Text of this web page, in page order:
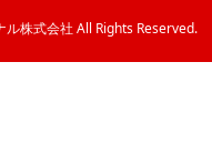
株式会社 All Rights Reserved.